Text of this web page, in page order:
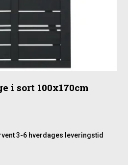
i sort 100x170cm
3-6 hverdages leveringstid